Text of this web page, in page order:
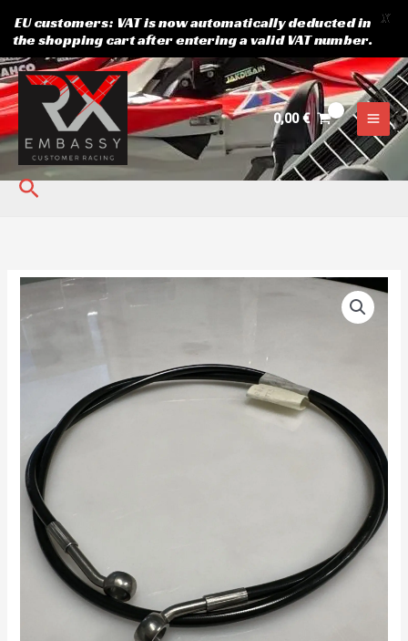
Skip
to
content
0,00€
Search
Pidurivoolik
käsipidurist
EU customers: VAT is now automatically deducted in
the shopping cart after entering a valid VAT number.
X